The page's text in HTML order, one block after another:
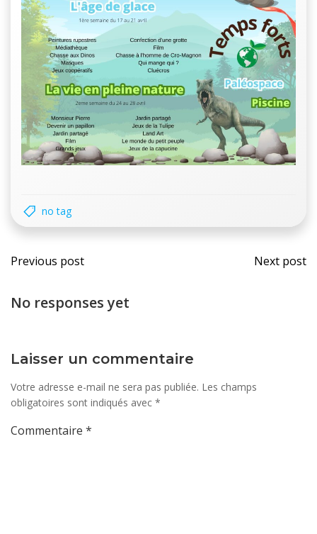
no tag
Navigation
des
Previous post Next post
No responses yet
Laisser un commentaire
Votre adresse e-mail ne sera pas publiée. Les champs
obligatoires sont indiqués avec *
Commentaire *